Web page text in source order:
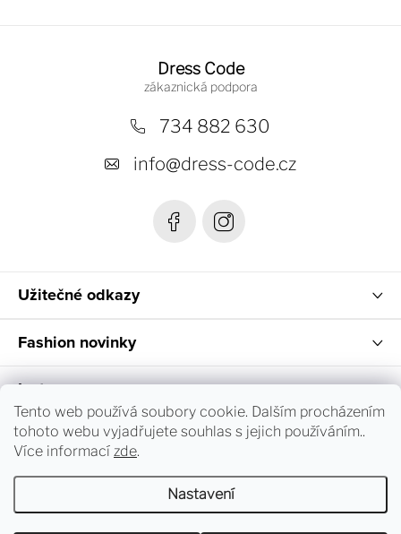
Tento web používá soubory cookie. Dalším procházením
tohoto webu vyjadřujete souhlas s jejich používáním..
Více informací zde.
Nastavení
Dress Code
734 882 630
info@dress-code.cz
Užitečné odkazy
Fashion novinky
Instagram
Sledování objednávky a vrácení zboží
Copyright 2026dress-code.cz. Všechna práva vyhrazena.